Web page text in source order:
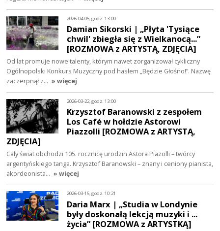
2026-04-05, godz. 13:00
Damian Sikorski | „Płyta 'Tysiące
chwil' zbiegła się z Wielkanocą...”
[ROZMOWA z ARTYSTĄ, ZDJĘCIA]
Od lat promuje nowe talenty, którym nawet zorganizował cykliczny
Ogólnopolski Konkurs Muzyczny pod hasłem „Będzie Głośno!”. Nazwę
zaczerpnął z… » więcej
2026-03-22, godz. 13:00
Krzysztof Baranowski z zespołem
Los Café w hołdzie Astorowi
Piazzolli [ROZMOWA z ARTYSTĄ,
ZDJĘCIA]
Cały świat obchodzi 105. rocznicę urodzin Astora Piazolli – twórcy
argentyńskiego tanga. Krzysztof Baranowski – znany i ceniony pianista,
akordeonista… » więcej
2026-03-15, godz. 10:21
Daria Marx | „Studia w Londynie
były doskonałą lekcją muzyki i ...
życia” [ROZMOWA z ARTYSTKĄ]